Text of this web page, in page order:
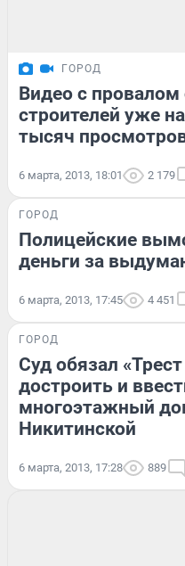
ГОРОД
Видео с провалом
строителей уже
тысяч
6 марта, 2013, 18:01 2 179
ГОРОД
Полицейские
деньги за
6 марта, 2013, 17:45 4 451
ГОРОД
Суд обязал
достроить и
многоэтажный
Никитинской
6 марта, 2013, 17:28 889